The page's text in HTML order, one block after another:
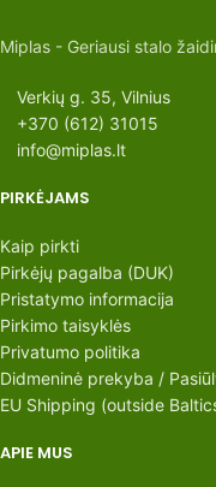
Miplas - Geriausi stalo
Verkių g. 35, Vilnius
+370 (612) 31015
info@miplas.lt
PIRKĖJAMS
Kaip pirkti
Pirkėjų pagalba (DUK)
Pristatymo informacija
Pirkimo taisyklės
Privatumo politika
Didmeninė prekyba /
EU Shipping (outside
APIE MUS